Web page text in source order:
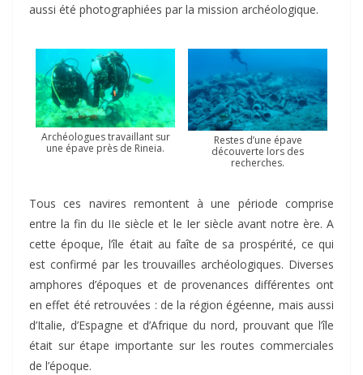
aussi été photographiées par la mission archéologique.
Archéologues travaillant sur
une épave près de Rineia.
Restes d’une épave
découverte lors des
recherches.
Tous ces navires remontent à une période comprise
entre la fin du IIe siècle et le Ier siècle avant notre ère. A
cette époque, l’île était au faîte de sa prospérité, ce qui
est confirmé par les trouvailles archéologiques. Diverses
amphores d’époques et de provenances différentes ont
en effet été retrouvées : de la région égéenne, mais aussi
d’Italie, d’Espagne et d’Afrique du nord, prouvant que l’île
était sur étape importante sur les routes commerciales
de l’époque.